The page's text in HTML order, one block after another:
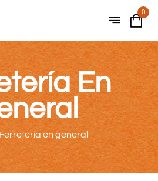
0
En
Ferretería en general